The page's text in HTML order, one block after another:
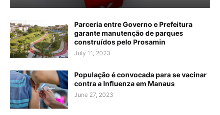
Parceria entre Governo e Prefeitura
garante manutenção de parques
construídos pelo Prosamin
July 11, 2023
População é convocada para se vacinar
contra a Influenza em Manaus
June 27, 2023